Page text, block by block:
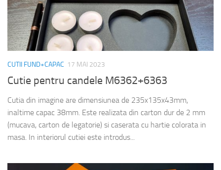
CUTII FUND+CAPAC 17 MAI 2023
Cutie pentru candele M6362+6363
Cutia din imagine are dimensiunea de 235x135x43mm,
inaltime capac 38mm. Este realizata din carton dur de 2 mm
(mucava, carton de legatorie) si caserata cu hartie colorata in
masa. In interiorul cutiei este introdus...